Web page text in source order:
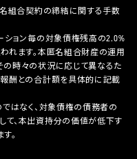
組合契約の締結に関する手数
ション毎の対象債権残高の2.0%
れます。本匿名組合財産の運用
の時々の状況に応じて異なるた
報酬との合計額を具体的に記載
はなく、対象債権の債務者の
て、本出資持分の価値が低下す
。